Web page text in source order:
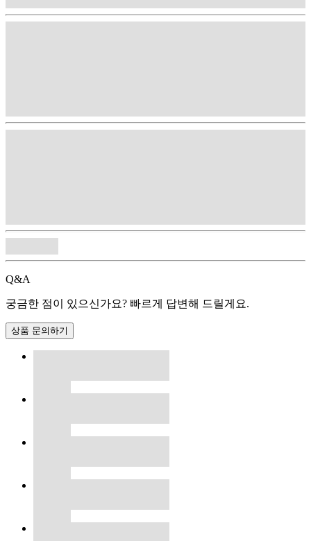
Q&A
궁금한 점이 있으신가요? 빠르게 답변해 드릴게요.
상품 문의하기